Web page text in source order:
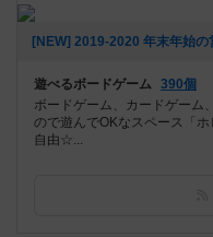
[NEW] 2019‐2020 年末年始
遊べるボードゲーム 390個
ボードゲーム、カードゲーム
ので遊んでOKなスペース「
自由☆...